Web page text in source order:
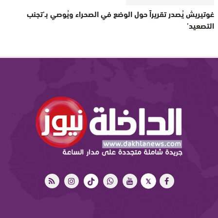
غوتيريش يُصدر تقريراً حول الوضع في الصحراء ويُوصي بـ’تجنب
التصعيد’